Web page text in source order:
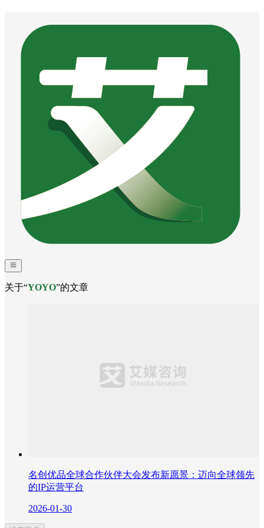
关于“YOYO”的文章
名创优品全球合作伙伴大会发布新愿景：迈向全球领先
的IP运营平台
2026-01-30